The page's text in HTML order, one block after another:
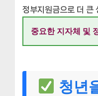
정부지원금으로 더 큰
중요한 지자체 및
청년